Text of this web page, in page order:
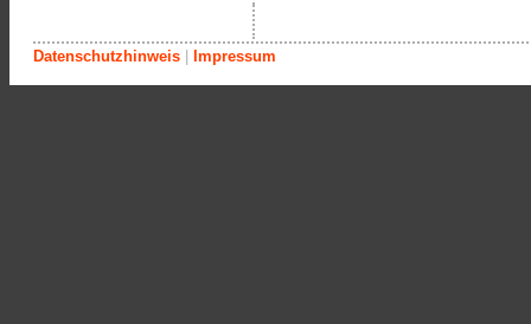
Datenschutzhinweis Impressum